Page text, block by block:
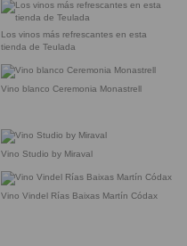
Los vinos más refrescantes en esta
tienda de Teulada
Vino blanco Ceremonia Monastrell
Vino Studio by Miraval
Vino Vindel Rías Baixas Martín Códax